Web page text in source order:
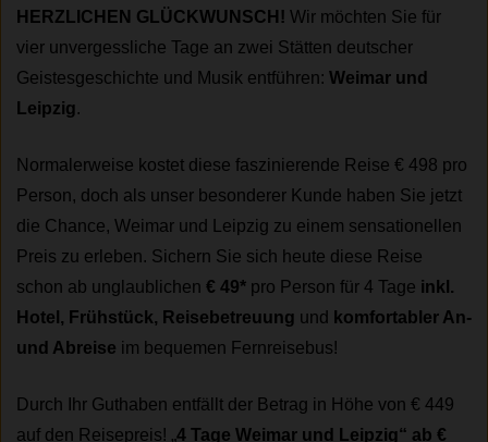
HERZLICHEN GLÜCKWUNSCH! Wir möchten Sie für
vier unvergessliche Tage an zwei Stätten deutscher
Geistesgeschichte und Musik entführen: Weimar und
Leipzig.
Normalerweise kostet diese faszinierende Reise € 498 pro
Person, doch als unser besonderer Kunde haben Sie jetzt
die Chance, Weimar und Leipzig zu einem sensationellen
Preis zu erleben. Sichern Sie sich heute diese Reise
schon ab unglaublichen € 49* pro Person für 4 Tage inkl.
Hotel, Frühstück, Reisebetreuung und
komfortabler An-
und Abreise im bequemen Fernreisebus!
Durch Ihr Guthaben entfällt der Betrag in Höhe von € 449
auf den Reisepreis! „4 Tage Weimar und Leipzig“ ab €